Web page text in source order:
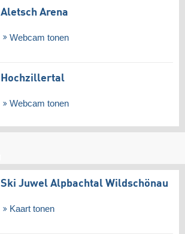
Aletsch Arena
Webcam tonen
Hochzillertal
Webcam tonen
Ski Juwel Alpbachtal Wildschönau
Kaart tonen